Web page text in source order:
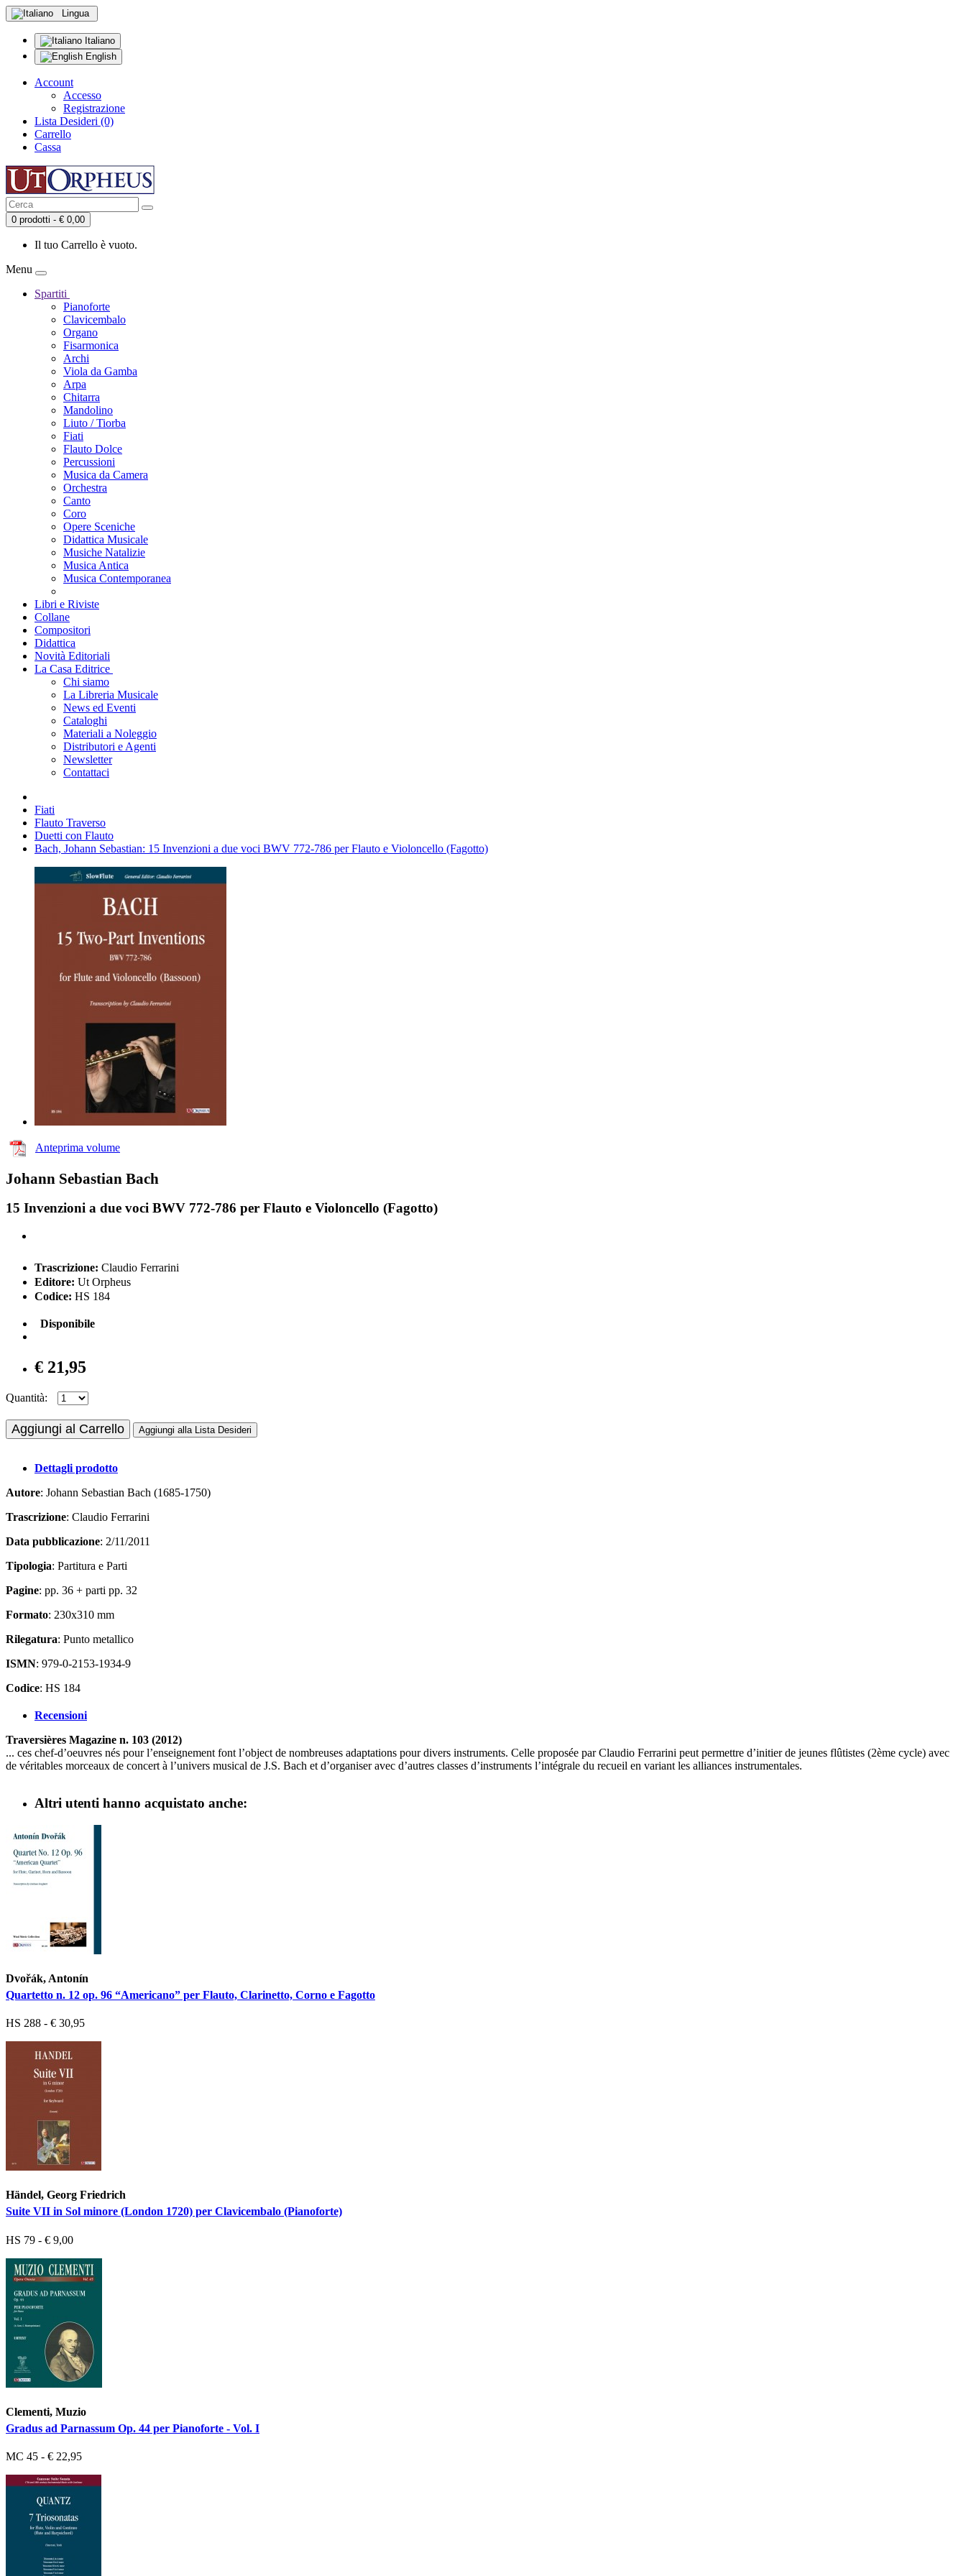
Lingua
Italiano
English
Account
Accesso
Registrazione
Lista Desideri (0)
Carrello
Cassa
0 prodotti - € 0,00
Il tuo Carrello è vuoto.
Menu
Spartiti
Pianoforte
Clavicembalo
Organo
Fisarmonica
Archi
Viola da Gamba
Arpa
Chitarra
Mandolino
Liuto / Tiorba
Fiati
Flauto Dolce
Percussioni
Musica da Camera
Orchestra
Canto
Coro
Opere Sceniche
Didattica Musicale
Musiche Natalizie
Musica Antica
Musica Contemporanea
Libri e Riviste
Collane
Compositori
Didattica
Novità Editoriali
La Casa Editrice
Chi siamo
La Libreria Musicale
News ed Eventi
Cataloghi
Materiali a Noleggio
Distributori e Agenti
Newsletter
Contattaci
Fiati
Flauto Traverso
Duetti con Flauto
Bach, Johann Sebastian: 15 Invenzioni a due voci BWV 772-786 per Flauto e Violoncello (Fagotto)
Anteprima volume
Johann Sebastian Bach
15 Invenzioni a due voci BWV 772-786 per Flauto e Violoncello (Fagotto)
Trascrizione: Claudio Ferrarini
Editore: Ut Orpheus
Codice: HS 184
Disponibile
€ 21,95
Quantità:
Aggiungi al Carrello Aggiungi alla Lista Desideri
Dettagli prodotto
Autore: Johann Sebastian Bach (1685-1750)
Trascrizione: Claudio Ferrarini
Data pubblicazione: 2/11/2011
Tipologia: Partitura e Parti
Pagine: pp. 36 + parti pp. 32
Formato: 230x310 mm
Rilegatura: Punto metallico
ISMN: 979-0-2153-1934-9
Codice: HS 184
Recensioni
Traversières Magazine n. 103 (2012)
... ces chef-d’oeuvres nés pour l’enseignement font l’object de nombreuses adaptations pour divers instruments. Celle proposée par Claudio Ferrarini peut permettre d’initier de jeunes flûtistes (2ème cycle) avec
de véritables morceaux de concert à l’univers musical de J.S. Bach et d’organiser avec d’autres classes d’instruments l’intégrale du recueil en variant les alliances instrumentales.
Altri utenti hanno acquistato anche:
Dvořák, Antonín
Quartetto n. 12 op. 96 “Americano” per Flauto, Clarinetto, Corno e Fagotto
HS 288 - € 30,95
Händel, Georg Friedrich
Suite VII in Sol minore (London 1720) per Clavicembalo (Pianoforte)
HS 79 - € 9,00
Clementi, Muzio
Gradus ad Parnassum Op. 44 per Pianoforte - Vol. I
MC 45 - € 22,95